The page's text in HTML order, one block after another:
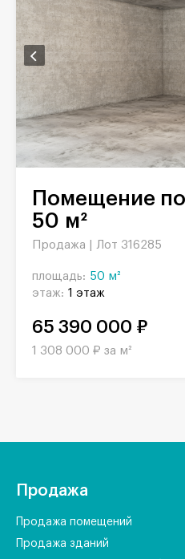
Помещение под сувениры,
50 м²
Продажа | Лот 316285
площадь: 50 м²
этаж: 1 этаж
65 390 000 ₽
1 308 000 ₽ за м²
Продажа
Продажа помещений
Продажа зданий